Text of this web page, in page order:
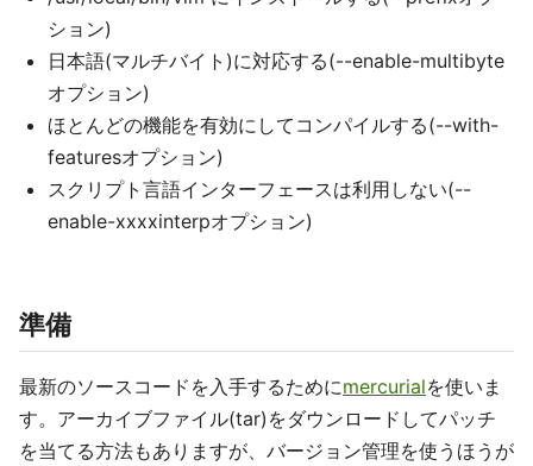
ション)
日本語(マルチバイト)に対応する(--enable-multibyte
オプション)
ほとんどの機能を有効にしてコンパイルする(--with-
featuresオプション)
スクリプト言語インターフェースは利用しない(--
enable-xxxxinterpオプション)
準備
最新のソースコードを入手するためにmercurialを使いま
す。アーカイブファイル(tar)をダウンロードしてパッチ
を当てる方法もありますが、バージョン管理を使うほうが